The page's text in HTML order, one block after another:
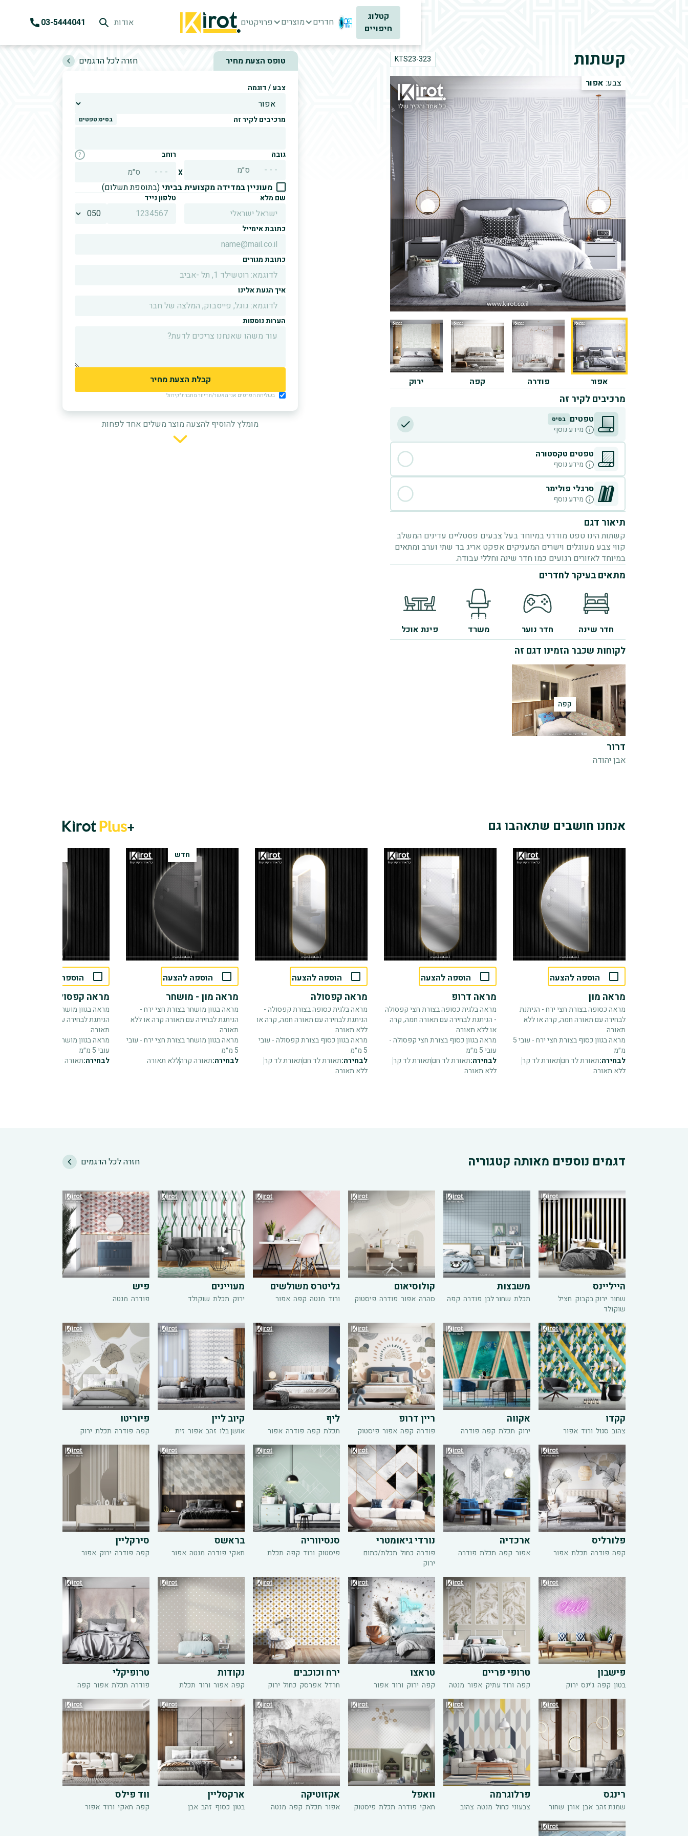
k03-5444041 H אודות פרויקטים מוצרים חדרים
קטלוג
חיפויים
קשתות KTS23-323
צבע: אפור
אפור פודרה קפה ירוק
מרכיבים לקיר זה
טפטים בסיס
מידע נוסף D
טפטים טקסטורה
מידע נוסף
סרגלי פולימר
מידע נוסף
תיאור דגם
קשתות הינו טפט מודרני במיוחד בעל צבעים פסטליים עדינים המשלב
קווי צבע מעוגלים וישרים המעניקים אפקט אריג בד שתי וערב ומתאים
במיוחד לאזורים רגועים כמו חדר שינה וחללי עבודה.
מתאים בעיקר לחדרים
חדר שינה חדר נוער משרד פינת אוכל
לקוחות שכבר הזמינו דגם זה
קפה
דרור
אבן יהודה
טופס הצעת מחיר חזרה לכל הדגמים
צבע / דוגמה
מרכיבים לקיר זה בסיס:טפטים
גובה
ס״מ X
רוחב ?
ס״מ
מעוניין במדידה מקצועית בביתי(בתוספת תשלום)
שם מלא טלפון נייד
כתובת אימייל
כתובת מגורים
איך הגעת אלינו
הערות נוספות
בשליחת הפרטים אני מאשר/ת דיוור מחברת ״קירות״
מומלץ להוסיף להצעה מוצר משלים אחד לפחות
אנחנו חושבים שתאהבו גם
הוספה להצעה
מראה קפסולה - מושחר
מראה בגוון מושחר בצורת קפסולה -
הניתנת לבחירה עם תאורה קרה או ללא
תאורה
מראה בגוון מושחר בצורת קפסולה -
עובי 5 מ״מ
לבחירה:תאורה קרה
חדש
הוספה להצעה
מראה מון - מושחר
מראה בגוון מושחר בצורת חצי ירח -
הניתנת לבחירה עם תאורה קרה או ללא
תאורה
מראה בגוון מושחר בצורת חצי ירח - עובי
5 מ״מ
לבחירה:תאורה קרהללא תאורה
הוספה להצעה
מראה קפסולה
מראה בלגית כסופה בצורת קפסולה -
הניתנת לבחירה עם תאורה חמה, קרה או
ללא תאורה
מראה בגוון כסוף בצורת קפסולה - עובי
5 מ״מ
לבחירה:תאורת לד חםתאורת לד קר
ללא תאורה
הוספה להצעה
מראה דרופ
מראה בלגית כסופה בצורת חצי קפסולה
- הניתנת לבחירה עם תאורה חמה, קרה
או ללא תאורה
מראה בגוון כסוף בצורת חצי קפסולה -
עובי 5 מ״מ
לבחירה:תאורת לד חםתאורת לד קר
ללא תאורה
הוספה להצעה
מראה מון
מראה כסופה בצורת חצי ירח - הניתנת
לבחירה עם תאורה חמה, קרה או ללא
תאורה
מראה בגוון כסוף בצורת חצי ירח - עובי 5
מ״מ
לבחירה:תאורת לד חםתאורת לד קר
ללא תאורה
דגמים נוספים מאותה קטגוריה חזרה לכל הדגמים
הייליינס
שחור ירוק בקבוק חציל
שוקולד
משבצות
תכלת שחור לבן פודרה קפה
קולוסיאום
סהרה אפור פודרה פיסטוק
גליטרס משולשים
ורוד מנטה קפה אפור
מעויינים
ירוק תכלת שוקולד
פיש
פודרה מנטה
קקדו
צהוב סגול ורוד אפור
אקווה
ירוק תכלת קפה פודרה
ריין דרופ
פודרה קפה אפור פיסטוק
ליף
תכלת קפה פודרה אפור
קיוב ליין
אושן בלו זהב אפור זית
פיוריטו
קפה פודרה תכלת ירוק
פלורליס
קפה פודרה תכלת אפור
ארכדיה
אפור קפה תכלת פודרה
נורדי גיאומטרי
פודרה כחול תכלת/כתום
ירוק
סנסיווריה
פיסטוק ורוד קפה תכלת
בראשס
חאקי פודרה מנטה אפור
סירקליין
קפה פודרה ירוק אפור
פישבון
בטון קפה ג׳ינס ירוק
טרופי פריים
קפה ורוד עתיק אפור מנטה
טראצו
קפה ירוק ורוד אפור
ירח וכוכבים
חרדל אפרסק כחול ירוק
נקודות
קפה אפור ורוד תכלת
טרופיקלי
פודרה תכלת אפור קפה
רינגס
שמנת זהב אבן אורן שחור
פרלוגרמה
צבעוני כחול מנטה צהוב
וואפל
חאקי פודרה תכלת פיסטוק
אקזוטיקה
אפור תכלת קפה מנטה
ארקסליין
בטון כסוף זהב אבן
ווד פילס
קפה חאקי ורוד אפור